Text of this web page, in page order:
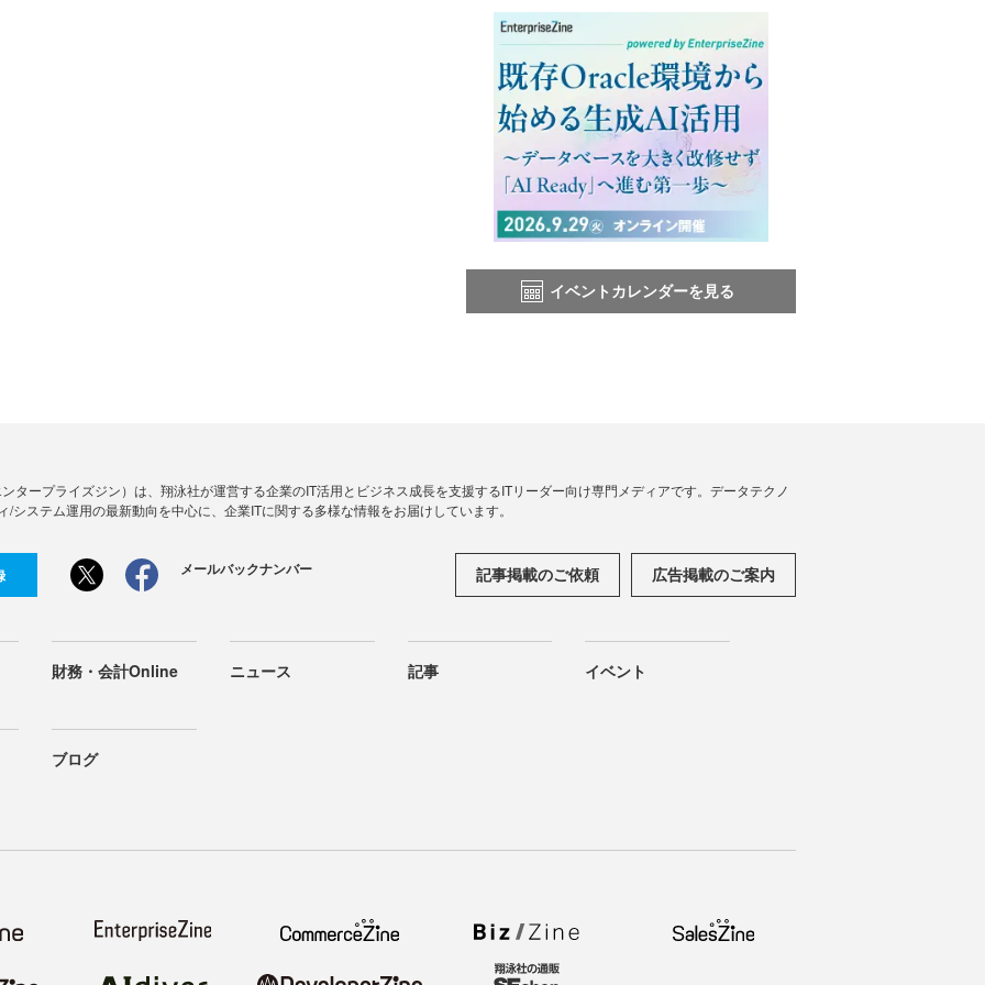
イベントカレンダーを見る
ンタープライズジン）は、翔泳社が運営する企業のIT活用とビジネス成長を支援するITリーダー向け専門メディアです。データテクノ
/システム運用の最新動向を中心に、企業ITに関する多様な情報をお届けしています。
メールバックナンバー 記事掲載のご依頼 広告掲載のご案内
財務・会計Online ニュース 記事 イベント
ブログ